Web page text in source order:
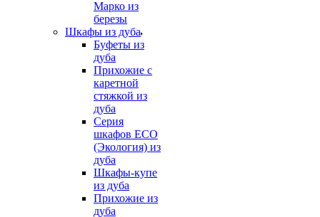
Марко из
березы
Шкафы из дуба
Буфеты из
дуба
Прихожие с
каретной
стяжкой из
дуба
Серия
шкафов ECO
(Экология) из
дуба
Шкафы-купе
из дуба
Прихожие из
дуба